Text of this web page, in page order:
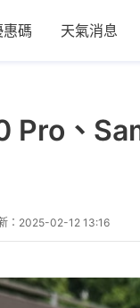
碼 天氣消息
Pro、
： 2025-02-12 13:16